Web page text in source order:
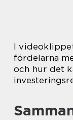
I
fördelarna
och hur det